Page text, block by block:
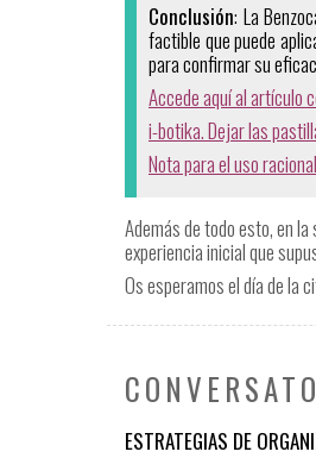
Conclusión: La
factible que puede
para confirmar su
Accede aquí al artículo
i-botika. Dejar las
Nota para el uso
Además de todo esto, en
experiencia inicial que
Os esperamos el día de la
ESTRATEGIAS DE